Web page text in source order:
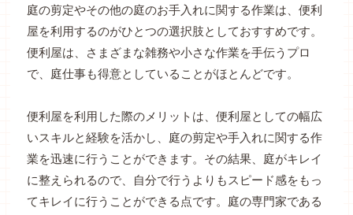
庭の剪定やその他の庭のお手入れに関する作業は、便利
屋を利用するのがひとつの選択肢としておすすめです。
便利屋は、さまざまな雑務や小さな作業を手伝うプロ
で、庭仕事も得意としていることがほとんどです。
便利屋を利用した際のメリットは、便利屋としての幅広
いスキルと経験を活かし、庭の剪定や手入れに関する作
業を迅速に行うことができます。その結果、庭がキレイ
に整えられるので、自分で行うよりもスピード感をもっ
てキレイに行うことができる点です。庭の専門家である